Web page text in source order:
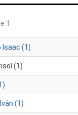
1
Isaac (1)
(1)
(1)